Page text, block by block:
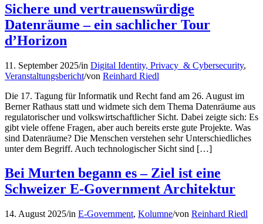
Sichere und vertrauenswürdige
Datenräume – ein sachlicher Tour
d’Horizon
11. September 2025/in Digital Identity, Privacy & Cybersecurity,
Veranstaltungsbericht/von Reinhard Riedl
Die 17. Tagung für Informatik und Recht fand am 26. August im
Berner Rathaus statt und widmete sich dem Thema Datenräume aus
regulatorischer und volkswirtschaftlicher Sicht. Dabei zeigte sich: Es
gibt viele offene Fragen, aber auch bereits erste gute Projekte. Was
sind Datenräume? Die Menschen verstehen sehr Unterschiedliches
unter dem Begriff. Auch technologischer Sicht sind […]
Bei Murten begann es – Ziel ist eine
Schweizer E-Government Architektur
14. August 2025/in E-Government, Kolumne/von Reinhard Riedl